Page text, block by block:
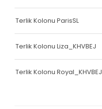
Terlik Kolonu ParisSL
Terlik Kolonu Liza_KHVBEJ
Terlik Kolonu Royal_KHVBEJ